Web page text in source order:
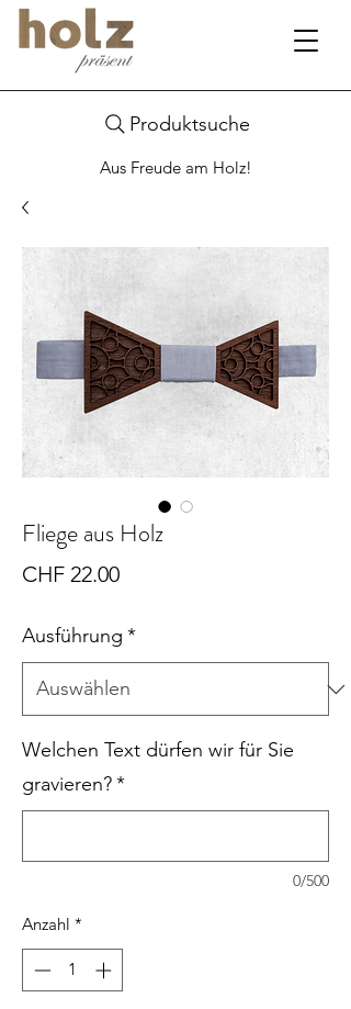
Aus Freude am Holz!
Produktsuche
Fliege aus Holz
CHF 22.00Preis
Ausführung *
Welchen Text dürfen wir für Sie
gravieren?*
0/500
Anzahl *